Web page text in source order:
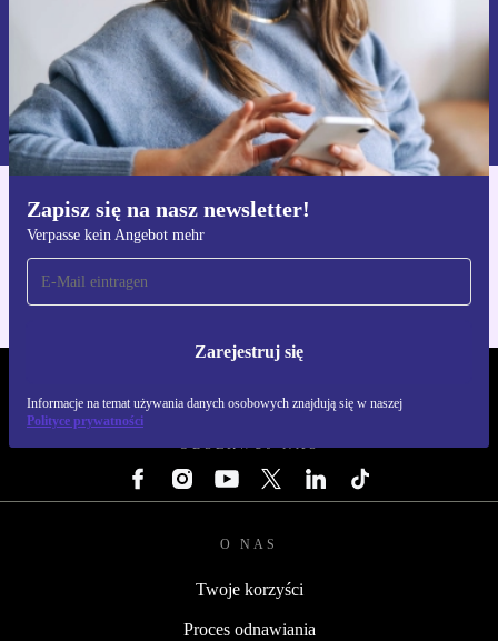
Zapisz się na nasz newsletter!
Verpasse kein Angebot mehr
Zarejestruj się
Informacje na temat używania danych osobowych znajdują się w naszej
Polityce prywatności
Zarejestruj się
Informacje na temat używania danych osobowych znajdują się w
naszej
Polityce prywatności
Pobierz aplikację refurbed
Dla iOS i Android
OBSERWUJ NAS
O NAS
Twoje korzyści
Proces odnawiania